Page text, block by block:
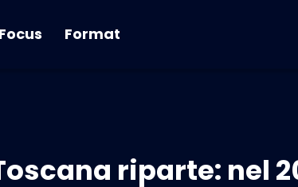
Focus Format
riparte: nel